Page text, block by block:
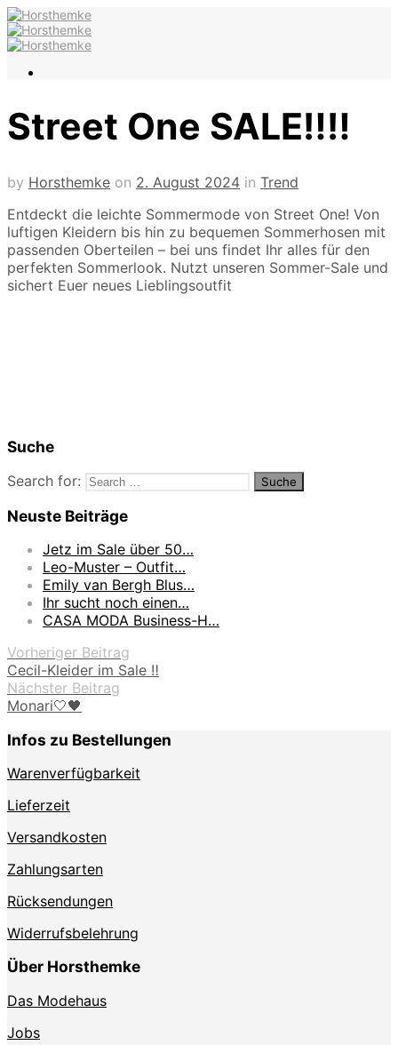
Street One SALE‼️‼️
by Horsthemke on 2. August 2024 in Trend
Entdeckt die leichte Sommermode von Street One! Von
luftigen Kleidern bis hin zu bequemen Sommerhosen mit
passenden Oberteilen – bei uns findet Ihr alles für den
perfekten Sommerlook. Nutzt unseren Sommer-Sale und
sichert Euer neues Lieblingsoutfit
Suche
Search for:
Neuste Beiträge
Jetz im Sale über 50…
Leo-Muster – Outfit…
Emily van Bergh Blus…
Ihr sucht noch einen…
CASA MODA Business-H…
Vorheriger Beitrag
Cecil-Kleider im Sale ‼️
Nächster Beitrag
Monari🤍🖤
Infos zu Bestellungen
Warenverfügbarkeit
Lieferzeit
Versandkosten
Zahlungsarten
Rücksendungen
Widerrufsbelehrung
Über Horsthemke
Das Modehaus
Jobs